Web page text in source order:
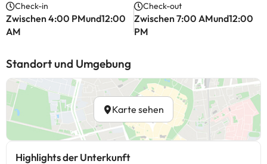
Check-in
Zwischen 4:00 PMund12:00
AM
Check-out
Zwischen 7:00 AMund12:00
PM
Standort und Umgebung
Karte sehen
Highlights der Unterkunft